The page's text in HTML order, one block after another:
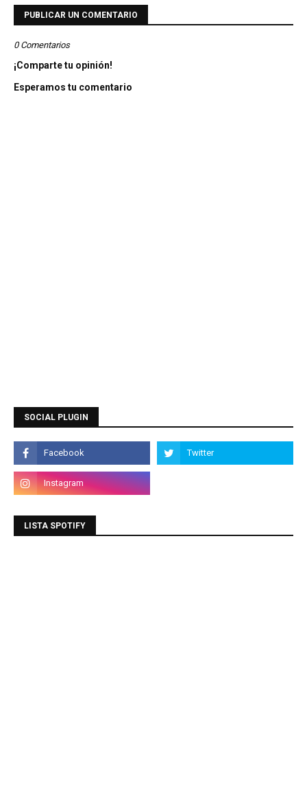
PUBLICAR UN COMENTARIO
0 Comentarios
¡Comparte tu opinión!
Esperamos tu comentario
SOCIAL PLUGIN
LISTA SPOTIFY